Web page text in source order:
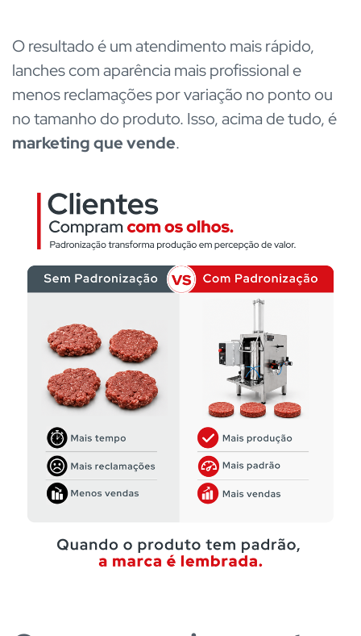
O resultado é um atendimento mais rápido,
lanches com aparência mais profissional e
menos reclamações por variação no ponto ou
no tamanho do produto. Isso, acima de tudo, é
marketing que vende.